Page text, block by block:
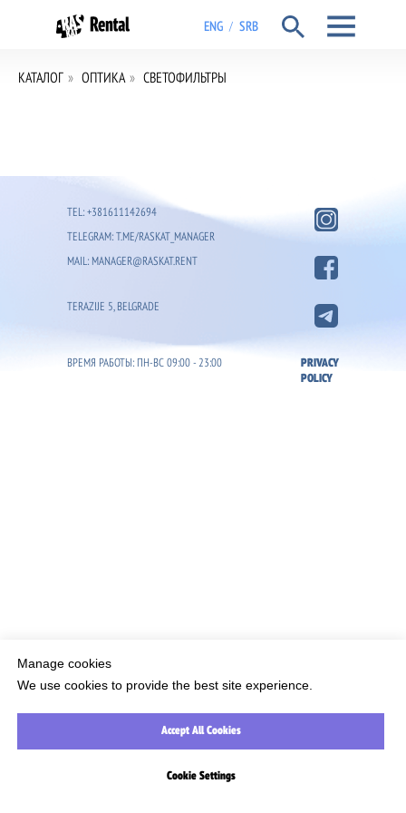
ENG SRB
/
КАТАЛОГ » ОПТИКА » СВЕТОФИЛЬТРЫ
Manage cookies
We use cookies to provide the best site experience.
Accept All Cookies
Cookie Settings
TERAZIJE 5, BELGRADE
TEL: +381611142694
TELEGRAM: T.ME/RASKAT_MANAGER
MAIL: MANAGER@RASKAT.RENT
ВРЕМЯ РАБОТЫ: ПН-ВС 09:00 - 23:00
PRIVACY
POLICY